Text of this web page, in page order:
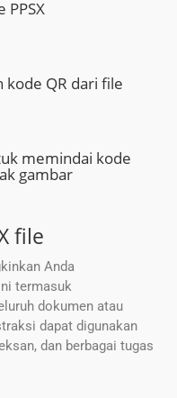
PPSX
kode QR dari file
memindai kode
gambar
file
Anda
termasuk
dokumen atau
dapat digunakan
dan berbagai tugas